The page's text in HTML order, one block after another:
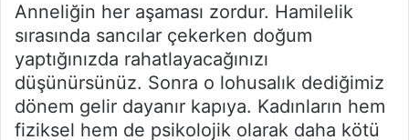
Anneliğin her aşaması zordur. Hamilelik
sırasında sancılar çekerken doğum
yaptığınızda rahatlayacağınızı
düşünürsünüz. Sonra o lohusalık dediğimiz
dönem gelir dayanır kapıya. Kadınların hem
fiziksel hem de psikolojik olarak daha kötü